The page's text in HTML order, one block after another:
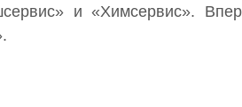
и «Химсервис».